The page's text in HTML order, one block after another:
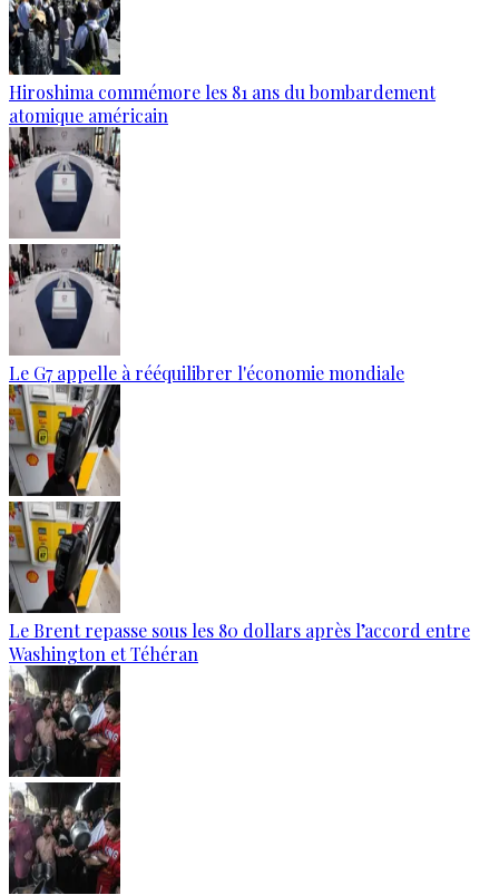
Hiroshima commémore les 81 ans du bombardement
atomique américain
Le G7 appelle à rééquilibrer l'économie mondiale
Le Brent repasse sous les 80 dollars après l’accord entre
Washington et Téhéran